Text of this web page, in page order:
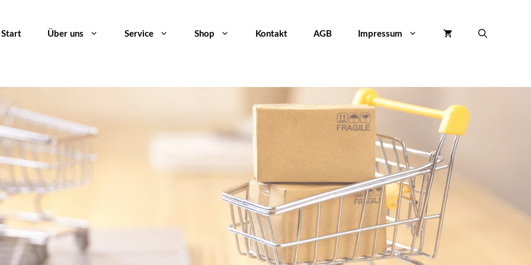
Start Über uns Service Shop Kontakt AGB Impressum
SATA
0,3m
Menge